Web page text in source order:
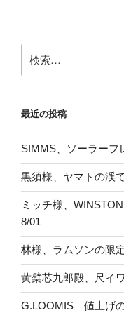
検
索:
最近の投稿
SIMMS、ソーラーフ
黒須様、ヤマトの渓
ミッチ様、
8/01
林様、ラムソンの限
黄檗芯九郎殿、尺イ
G.LOOMIS 値上げの